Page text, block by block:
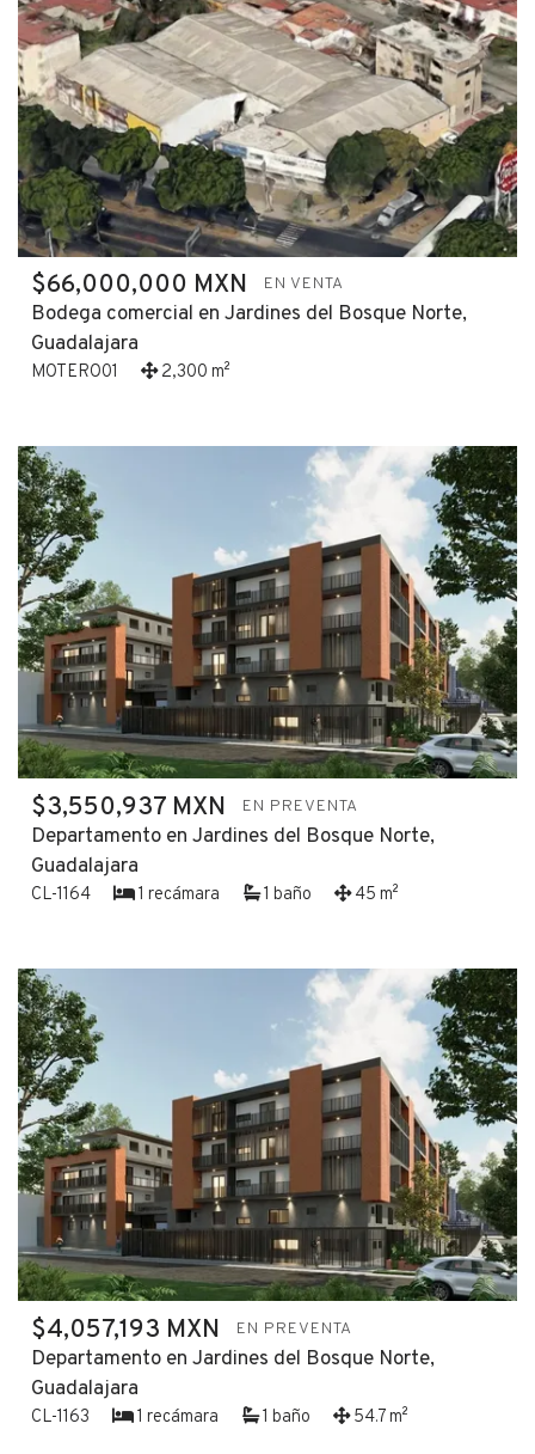
$66,000,000 MXN EN VENTA
Bodega comercial en Jardines del Bosque Norte,
Guadalajara
MOTERO01 2,300 m²
$3,550,937 MXN EN PREVENTA
Departamento en Jardines del Bosque Norte,
Guadalajara
CL-1164 1 recámara 1 baño 45 m²
$4,057,193 MXN EN PREVENTA
Departamento en Jardines del Bosque Norte,
Guadalajara
CL-1163 1 recámara 1 baño 54.7 m²